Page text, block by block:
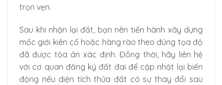
trọn vẹn.
Sau khi nhận lại đất, bạn nên tiến hành xây dựng
mốc giới kiên cố hoặc hàng rào theo đúng tọa độ
đã được tòa án xác định. Đồng thời, hãy liên hệ
với cơ quan đăng ký đất đai để cập nhật lại biến
động nếu diện tích thửa đất có sự thay đổi sau